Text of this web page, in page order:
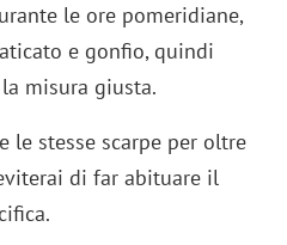
le ore pomeridiane,
e gonfio, quindi
misura giusta.
le stesse scarpe per oltre
di far abituare il